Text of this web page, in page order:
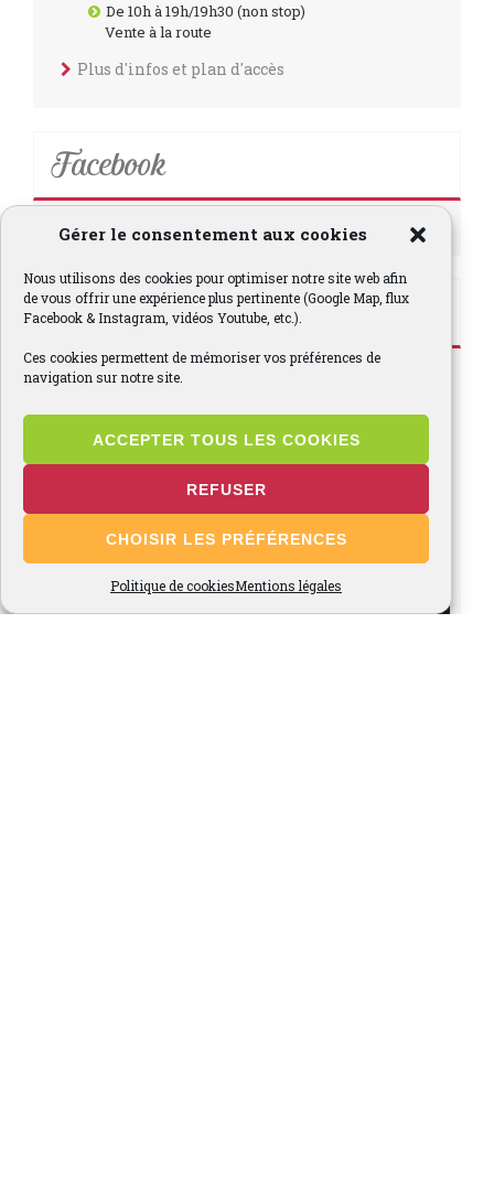
Gérer le consentement aux cookies
Nous utilisons des cookies pour optimiser notre site web afin
de vous offrir une expérience plus pertinente (Google Map, flux
Facebook & Instagram, vidéos Youtube, etc.).
Ces cookies permettent de mémoriser vos préférences de
navigation sur notre site.
ACCEPTER TOUS LES COOKIES
REFUSER
CHOISIR LES PRÉFÉRENCES
Politique de cookiesMentions légales
De 10h à 19h/19h30 (non stop)
Vente à la route
Plus d'infos et plan d'accès
Facebook
Instagram
#fraise #clery #producteurlocal #ventedirecte
#valdoise95 #pnr #ferme #mai #juin #pleinchamp
#strawberry #vexin #producteur #strawberries
#fraises